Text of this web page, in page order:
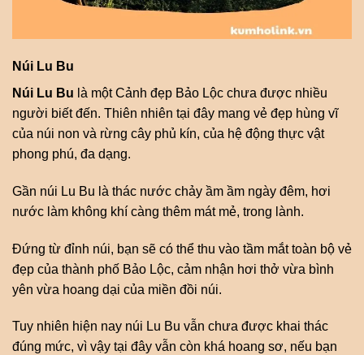
Núi Lu Bu
Núi Lu Bu là một Cảnh đẹp Bảo Lộc chưa được nhiều
người biết đến. Thiên nhiên tại đây mang vẻ đẹp hùng vĩ
của núi non và rừng cây phủ kín, của hệ động thực vật
phong phú, đa dạng.
Gần núi Lu Bu là thác nước chảy ầm ầm ngày đêm, hơi
nước làm không khí càng thêm mát mẻ, trong lành.
Đứng từ đỉnh núi, bạn sẽ có thể thu vào tầm mắt toàn bộ vẻ
đẹp của thành phố Bảo Lộc, cảm nhận hơi thở vừa bình
yên vừa hoang dại của miền đồi núi.
Tuy nhiên hiện nay núi Lu Bu vẫn chưa được khai thác
đúng mức, vì vậy tại đây vẫn còn khá hoang sơ, nếu bạn